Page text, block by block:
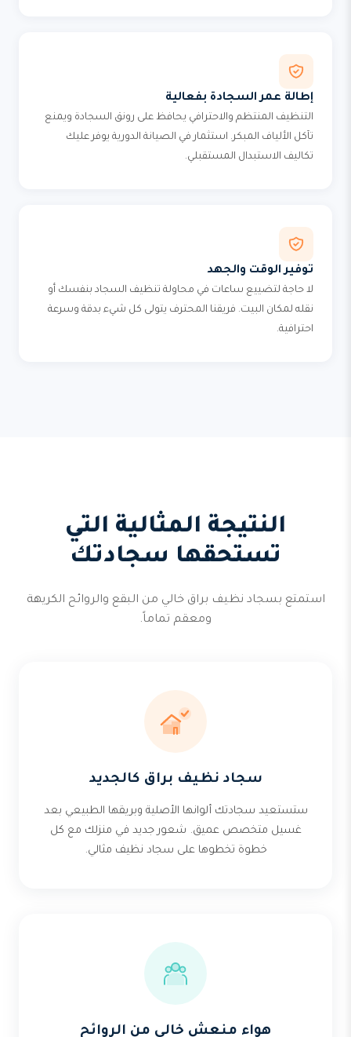
إطالة عمر السجادة بفعالية
التنظيف المنتظم والاحترافي يحافظ على رونق السجادة ويمنع
تآكل الألياف المبكر. استثمار في الصيانة الدورية يوفر عليك
تكاليف الاستبدال المستقبلي.
توفير الوقت والجهد
لا حاجة لتضييع ساعات في محاولة تنظيف السجاد بنفسك أو
نقله لمكان البيت. فريقنا المحترف يتولى كل شيء بدقة وسرعة
احترافية.
النتيجة المثالية التي
تستحقها سجادتك
استمتع بسجاد نظيف براق خالي من البقع والروائح الكريهة
ومعقم تماماً.
سجاد نظيف براق كالجديد
ستستعيد سجادتك ألوانها الأصلية وبريقها الطبيعي بعد
غسيل متخصص عميق. شعور جديد في منزلك مع كل
خطوة تخطوها على سجاد نظيف مثالي.
هواء منعش خالي من الروائح